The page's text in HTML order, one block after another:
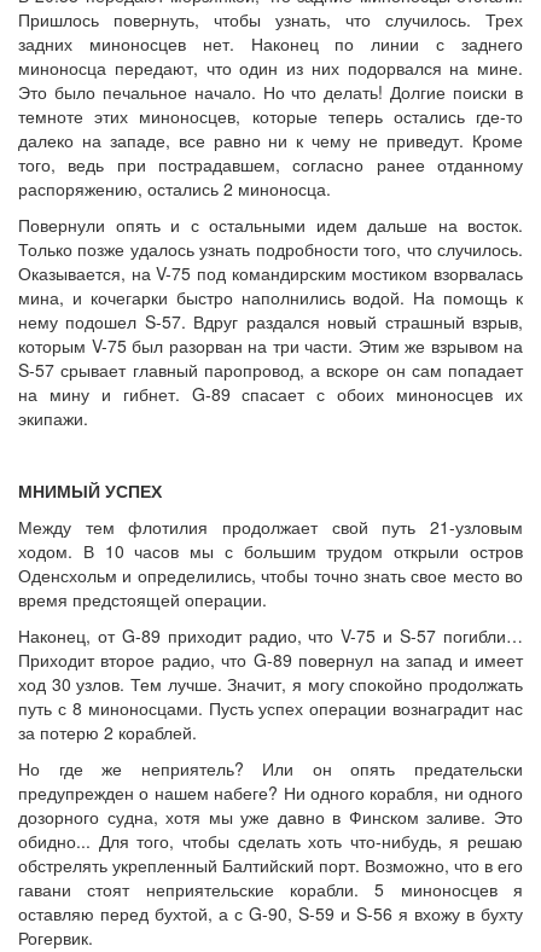
Пришлось повернуть, чтобы узнать, что случилось. Трех
задних миноносцев нет. Наконец по линии с заднего
миноносца передают, что один из них подорвался на мине.
Это было печальное начало. Но что делать! Долгие поиски в
темноте этих миноносцев, которые теперь остались где-то
далеко на западе, все равно ни к чему не приведут. Кроме
того, ведь при пострадавшем, согласно ранее отданному
распоряжению, остались 2 миноносца.
Повернули опять и с остальными идем дальше на восток.
Только позже удалось узнать подробности того, что случилось.
Оказывается, на V-75 под командирским мо­стиком взорвалась
мина, и кочегарки быстро наполнились водой. На помощь к
нему подошел S-57. Вдруг раздался новый страшный взрыв,
которым V-75 был разорван на три части. Этим же взрывом на
S-57 срывает главный паропровод, а вскоре он сам попадает
на мину и гибнет. G-89 спасает с обоих миноносцев их
экипажи.
МНИМЫЙ УСПЕХ
Между тем флотилия продолжает свой путь 21-узловым
ходом. В 10 часов мы с большим трудом открыли остров
Оденсхольм и определились, чтобы точно знать свое место во
время предстоящей операции.
Наконец, от G-89 приходит радио, что V-75 и S-57 погибли…
Приходит второе радио, что G-89 повернул на запад и имеет
ход 30 узлов. Тем лучше. Значит, я могу спокойно продолжать
путь с 8 миноносцами. Пусть успех операции вознаградит нас
за потерю 2 кораблей.
Но где же неприятель? Или он опять предательски
предупрежден о нашем набеге? Ни одного корабля, ни одного
дозорного судна, хотя мы уже давно в Финском заливе. Это
обидно... Для того, чтобы сделать хоть что-нибудь, я решаю
обстрелять укрепленный Балтийский порт. Возможно, что в его
гавани стоят неприятельские корабли. 5 миноносцев я
оставляю перед бухтой, а с G-90, S-59 и S-56 я вхожу в бухту
Рогервик.